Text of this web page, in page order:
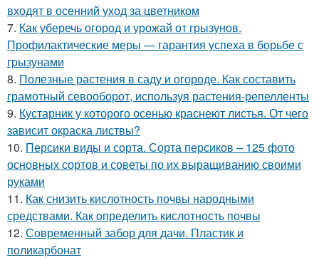
входят в осенний уход за цветником
7. Как уберечь огород и урожай от грызунов.
Профилактические меры — гарантия успеха в борьбе с
грызунами
8. Полезные растения в саду и огороде. Как составить
грамотный севооборот, используя растения-репелленты
9. Кустарник у которого осенью краснеют листья. От чего
зависит окраска листвы?
10. Персики виды и сорта. Сорта персиков – 125 фото
основных сортов и советы по их выращиванию своими
руками
11. Как снизить кислотность почвы народными
средствами. Как определить кислотность почвы
12. Современный забор для дачи. Пластик и
поликарбонат